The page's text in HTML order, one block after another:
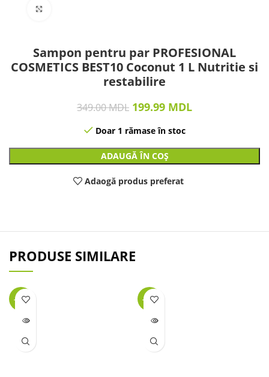
Sampon pentru par PROFESIONAL
COSMETICS BEST10 Coconut 1 L Nutritie si
restabilire
349.00MDL 199.99 MDL
Doar 1 rămase în stoc
ADAUGĂ ÎN COȘ
Adaogă produs preferat
PRODUSE SIMILARE
-40%
LIPSĂ
-25%
LIPSĂ